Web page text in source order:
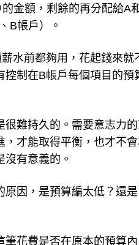
金額，剩餘的再分配給A
水前都夠用，花起錢來就
制在B帳戶每個項目的預
難持久的。需要意志力
才能取得平衡，也才不會
因，是預算編太低？還是